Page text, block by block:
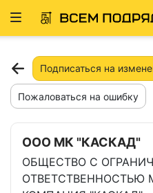
Развернуть
Подписаться на
Пожаловаться на ошибку
ООО МК "КАСКАД"
ОБЩЕСТВО С
ОТВЕТСТВЕННОСТЬЮ